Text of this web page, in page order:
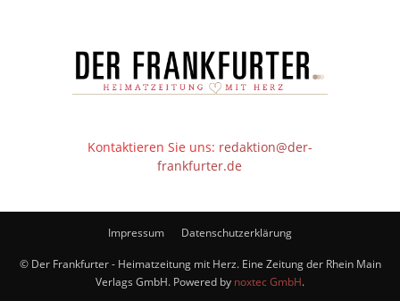
Kontaktieren Sie uns: redaktion@der-
frankfurter.de
Impressum Datenschutzerklärung
© Der Frankfurter - Heimatzeitung mit Herz. Eine Zeitung der Rhein Main
Verlags GmbH. Powered by noxtec GmbH.